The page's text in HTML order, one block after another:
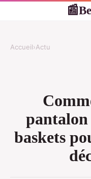
📰
Accueil›Actu
pantalon
baskets